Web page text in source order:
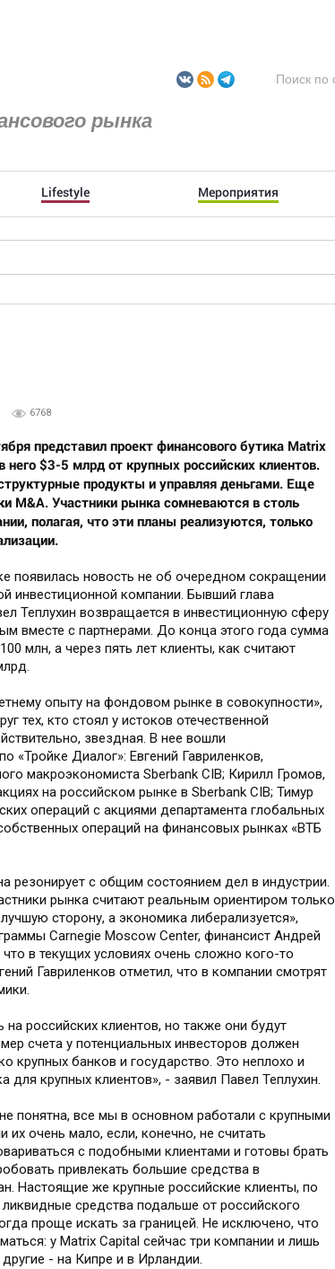
рынка
Lifestyle Мероприятия
6768
представил проект финансового бутика Matrix
$3-5 млрд от крупных российских клиентов.
продукты и управляя деньгами. Еще
M&A. Участники рынка сомневаются в столь
полагая, что эти планы реализуются, только
появилась новость не об очередном сокращении
инвестиционной компании. Бывший глава
Теплухин возвращается в инвестиционную сферу
вместе с партнерами. До конца этого года сумма
млн, а через пять лет клиенты, как считают
опыту на фондовом рынке в совокупности»,
тех, кто стоял у истоков отечественной
звездная. В нее вошли
«Тройке Диалог»: Евгений Гавриленков,
макроэкономиста Sberbank CIB; Кирилл Громов,
на российском рынке в Sberbank CIB; Тимур
операций с акциями департамента глобальных
операций на финансовых рынках «ВТБ
резонирует с общим состоянием дел в индустрии.
рынка считают реальным ориентиром только
сторону, а экономика либерализуется»,
Carnegie Moscow Center, финансист Андрей
в текущих условиях очень сложно кого-то
Гавриленков отметил, что в компании смотрят
российских клиентов, но также они будут
счета у потенциальных инвесторов должен
крупных банков и государство. Это неплохо и
крупных клиентов», - заявил Павел Теплухин.
понятна, все мы в основном работали с крупными
очень мало, если, конечно, не считать
с подобными клиентами и готовы брать
привлекать большие средства в
Настоящие же крупные российские клиенты, по
средства подальше от российского
проще искать за границей. Не исключено, что
у Matrix Capital сейчас три компании и лишь
- на Кипре и в Ирландии.